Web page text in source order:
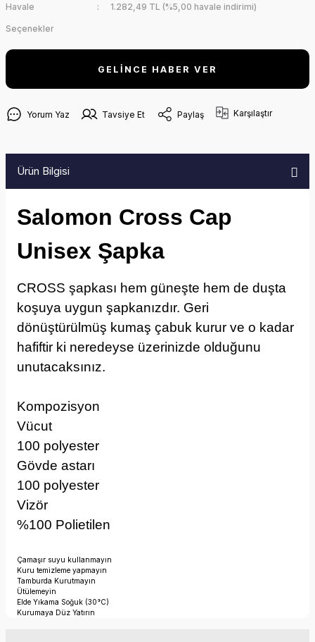
Havale
1.282,49 TL (%5,00 havale indirimi)
Seçenekler
GELİNCE HABER VER
Yorum Yaz Tavsiye Et Paylaş Karşılaştır
Ürün Bilgisi
Salomon Cross Cap
Unisex Şapka
CROSS şapkası hem güneşte hem de duşta
koşuya uygun şapkanızdır. Geri
dönüştürülmüş kumaş çabuk kurur ve o kadar
hafiftir ki neredeyse üzerinizde olduğunu
unutacaksınız.
Kompozisyon
Vücut
100 polyester
Gövde astarı
100 polyester
Vizör
%100 Polietilen
Çamaşır suyu kullanmayın
Kuru temizleme yapmayın
Tamburda Kurutmayın
Ütülemeyin
Elde Yıkama Soğuk (30°C)
Kurumaya Düz Yatırın